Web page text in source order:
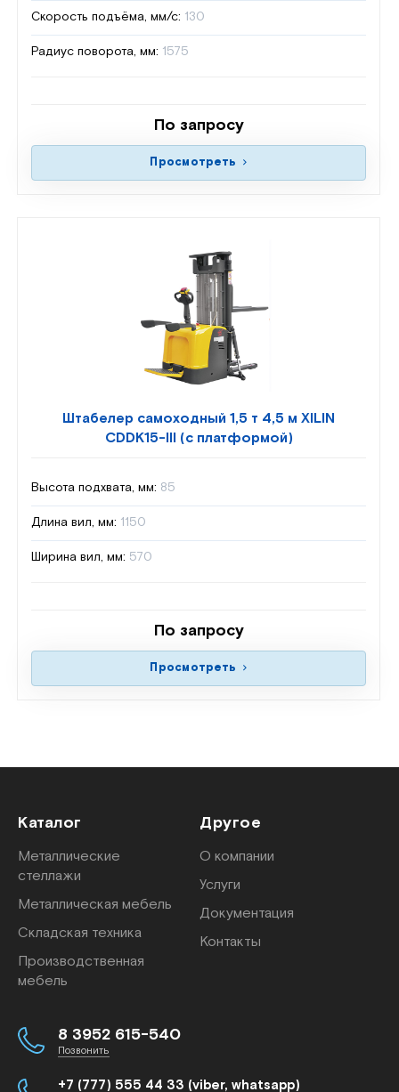
Скорость подъёма, мм/с: 130
Радиус поворота, мм: 1575
По запросу
Просмотреть
Штабелер самоходный 1,5 т 4,5 м XILIN
CDDK15-III (с платформой)
Высота подхвата, мм: 85
Длина вил, мм: 1150
Ширина вил, мм: 570
По запросу
Просмотреть
Каталог
Металлические
стеллажи
Металлическая мебель
Складская техника
Производственная
мебель
Другое
О компании
Услуги
Документация
Контакты
8 3952 615-540
Позвонить
+7 (777) 555 44 33 (viber, whatsapp)